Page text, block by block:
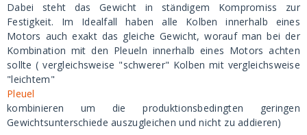
Dabei steht das Gewicht in ständigem Kompromiss zur
Festigkeit. Im Idealfall haben alle Kolben innerhalb eines
Motors auch exakt das gleiche Gewicht, worauf man bei der
Kombination mit den Pleueln innerhalb eines Motors achten
sollte ( vergleichsweise "schwerer" Kolben mit vergleichsweise
"leichtem"
Pleuel
kombinieren um die produktionsbedingten geringen
Gewichtsunterschiede auszugleichen und nicht zu addieren)